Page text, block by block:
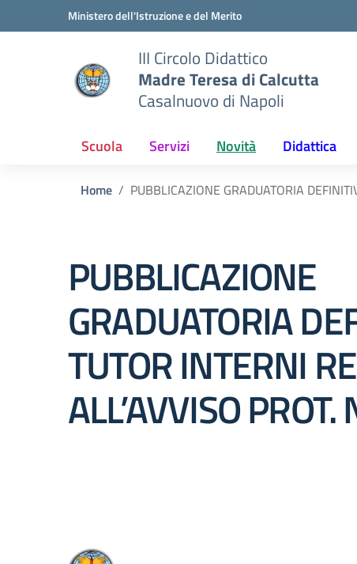
Vai ai contenuti
Vai al menu di navigazioneMinistero dell'Istruzione e del Merito
III Circolo Didattico
Madre Teresa di Calcutta
Casalnuovo di Napoli
Scuola Servizi Novità Didattica
Home PUBBLICAZIONE GRADUATORIA
PUBBLICAZIONE
GRADUATORIA
TUTOR INTERNI
ALL’AVVISO